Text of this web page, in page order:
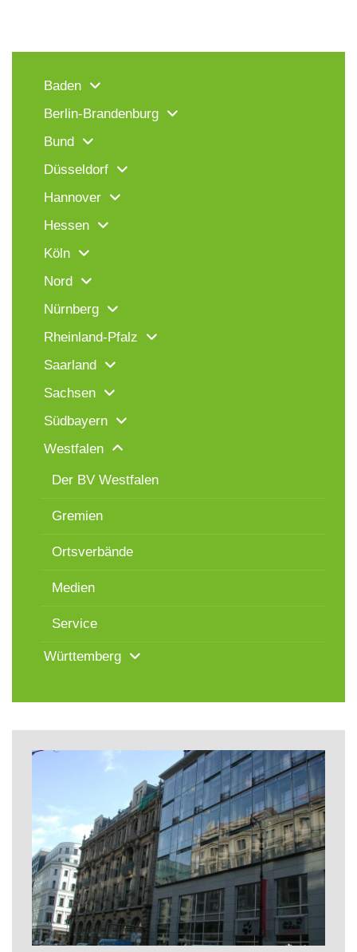
Baden
Berlin-Brandenburg
Bund
Düsseldorf
Hannover
Hessen
Köln
Nord
Nürnberg
Rheinland-Pfalz
Saarland
Sachsen
Südbayern
Westfalen
Der BV Westfalen
Gremien
Ortsverbände
Medien
Service
Württemberg